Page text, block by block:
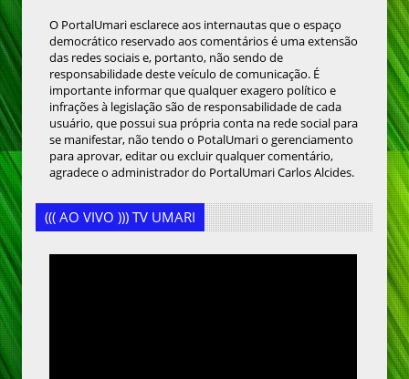
O PortalUmari esclarece aos internautas que o espaço
democrático reservado aos comentários é uma extensão
das redes sociais e, portanto, não sendo de
responsabilidade deste veículo de comunicação. É
importante informar que qualquer exagero político e
infrações à legislação são de responsabilidade de cada
usuário, que possui sua própria conta na rede social para
se manifestar, não tendo o PotalUmari o gerenciamento
para aprovar, editar ou excluir qualquer comentário,
agradece o administrador do PortalUmari Carlos Alcides.
((( AO VIVO ))) TV UMARI